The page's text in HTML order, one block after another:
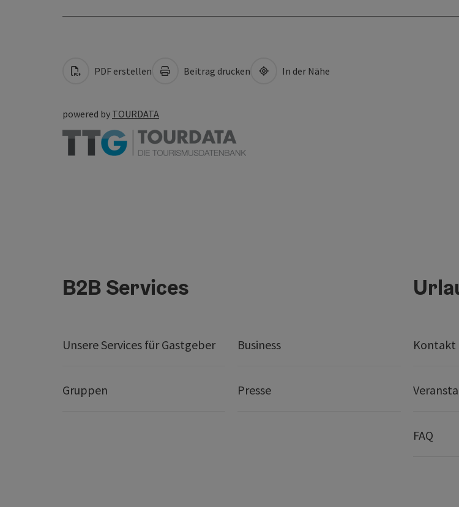
PDF erstellen Beitrag drucken In der Nähe
powered by TOURDATA
B2B Services
Unsere Services für Gastgeber Business
Gruppen Presse
Kontakt
FAQ